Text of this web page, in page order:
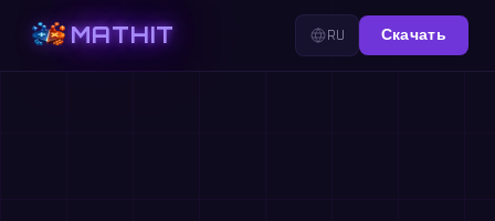
MATHIT RU Скачать